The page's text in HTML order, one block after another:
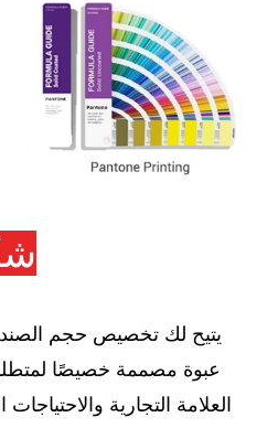
يتيح لك تخصيص حجم
عبوة مصممة خصيصًا
العلامة التجارية